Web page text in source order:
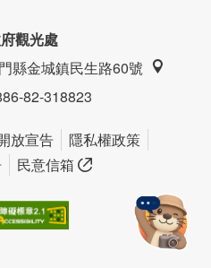
觀光處
縣金城鎮民生路60號
82-318823
放宣告
隱私權政策
民意信箱